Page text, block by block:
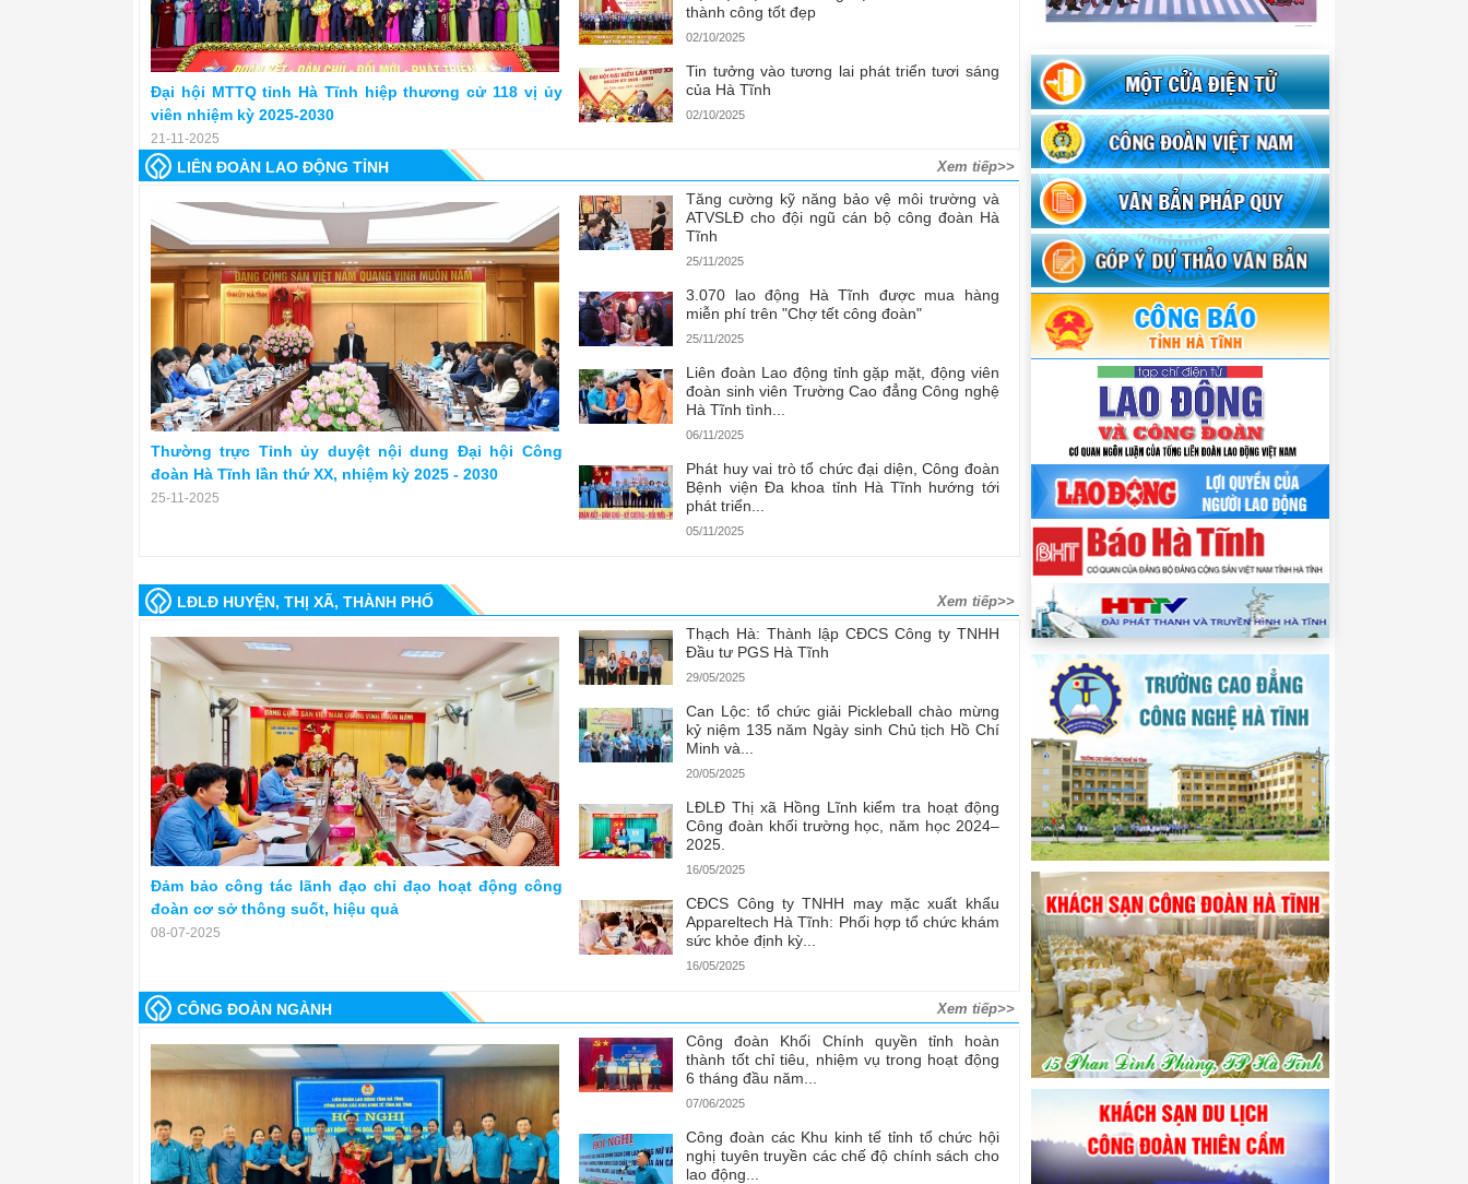
Đại hội MTTQ tỉnh Hà Tĩnh hiệp thương cử 118 vị ủy
viên nhiệm kỳ 2025-2030
21-11-2025
thành công tốt đẹp
02/10/2025
Tin tưởng vào tương lai phát triển tươi sáng
của Hà Tĩnh
02/10/2025
LIÊN ĐOÀN LAO ĐỘNG TỈNH Xem tiếp>>
Thường trực Tỉnh ủy duyệt nội dung Đại hội Công
đoàn Hà Tĩnh lần thứ XX, nhiệm kỳ 2025 - 2030
25-11-2025
Tăng cường kỹ năng bảo vệ môi trường và
ATVSLĐ cho đội ngũ cán bộ công đoàn Hà
Tĩnh
25/11/2025
3.070 lao động Hà Tĩnh được mua hàng
miễn phí trên "Chợ tết công đoàn"
25/11/2025
Liên đoàn Lao động tỉnh gặp mặt, động viên
đoàn sinh viên Trường Cao đẳng Công nghệ
Hà Tĩnh tình...
06/11/2025
Phát huy vai trò tổ chức đại diện, Công đoàn
Bệnh viện Đa khoa tỉnh Hà Tĩnh hướng tới
phát triển...
05/11/2025
LĐLĐ HUYỆN, THỊ XÃ, THÀNH PHỐ Xem tiếp>>
Đảm bảo công tác lãnh đạo chỉ đạo hoạt động công
đoàn cơ sở thông suốt, hiệu quả
08-07-2025
Thạch Hà: Thành lập CĐCS Công ty TNHH
Đầu tư PGS Hà Tĩnh
29/05/2025
Can Lộc: tổ chức giải Pickleball chào mừng
kỷ niệm 135 năm Ngày sinh Chủ tịch Hồ Chí
Minh và...
20/05/2025
LĐLĐ Thị xã Hồng Lĩnh kiểm tra hoạt động
Công đoàn khối trường học, năm học 2024–
2025.
16/05/2025
CĐCS Công ty TNHH may mặc xuất khẩu
Appareltech Hà Tĩnh: Phối hợp tổ chức khám
sức khỏe định kỳ...
16/05/2025
CÔNG ĐOÀN NGÀNH Xem tiếp>>
Công đoàn Khối Chính quyền tỉnh hoàn
thành tốt chỉ tiêu, nhiệm vụ trong hoạt động
6 tháng đầu năm...
07/06/2025
Công đoàn các Khu kinh tế tỉnh tổ chức hội
nghị tuyên truyền các chế độ chính sách cho
lao động...